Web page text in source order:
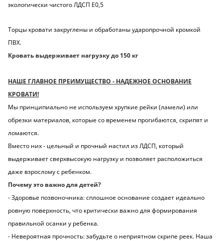
экологически чистого ЛДСП Е0,5
Торцы кровати закруглены и обработаны ударопрочной кромкой
ПВХ.
Кровать выдерживает нагрузку до 150 кг
НАШЕ ГЛАВНОЕ ПРЕИМУЩЕСТВО - НАДЕЖНОЕ ОСНОВАНИЕ
КРОВАТИ!
Мы принципиально не используем хрупкие рейки (ламели) или
обрезки материалов, которые со временем прогибаются, скрипят и
ломаются.
Вместо них - цельный и прочный настил из ЛДСП, который
выдерживает сверхвысокую нагрузку и позволяет расположиться
даже взрослому с ребенком.
Почему это важно для детей?
- Здоровье позвоночника: сплошное основание создает идеально
ровную поверхность, что критически важно для формирования
правильной осанки у ребенка.
- Невероятная прочность: забудьте о неприятном скрипе реек. Наша